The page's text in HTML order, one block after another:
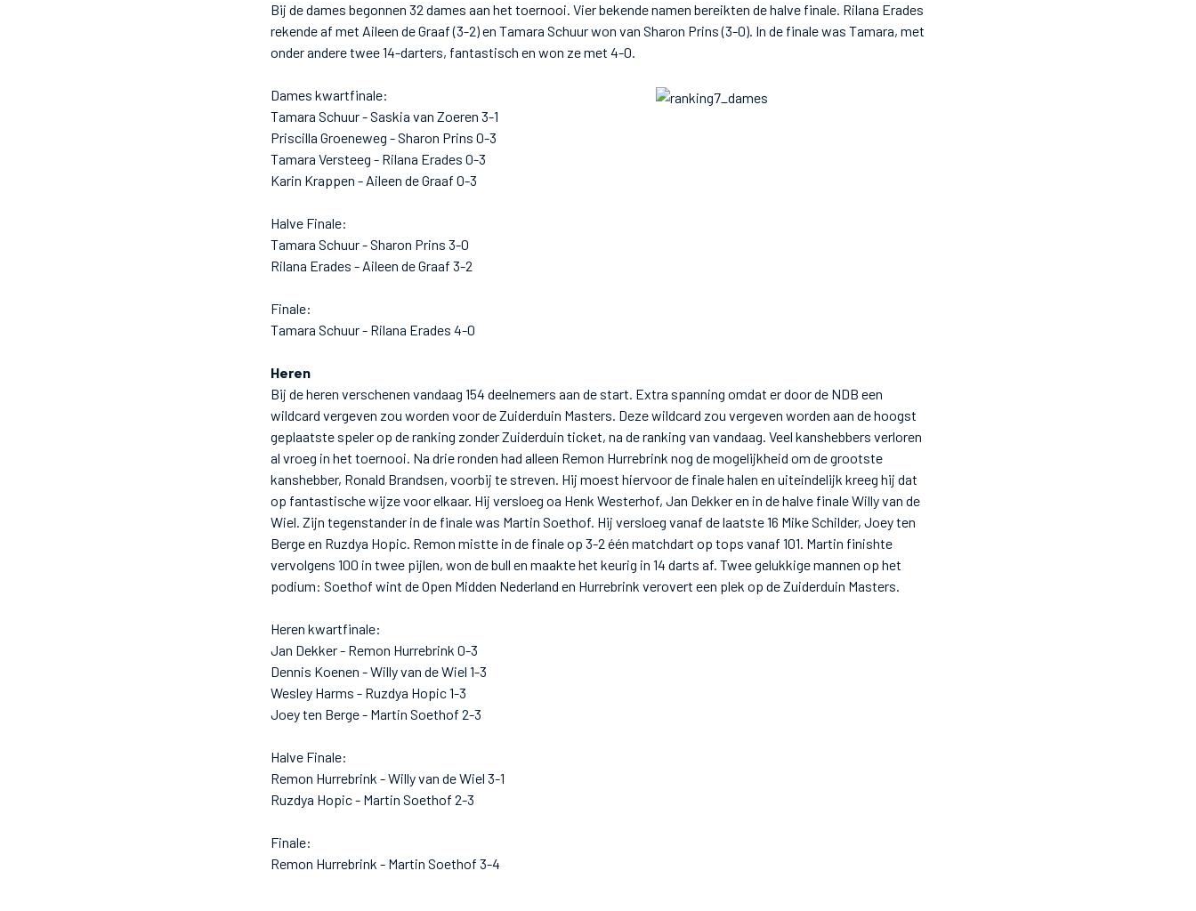
Bij de dames begonnen 32 dames aan het toernooi. Vier bekende namen bereikten de halve finale. Rilana Erades
rekende af met Aileen de Graaf (3-2) en Tamara Schuur won van Sharon Prins (3-0). In de finale was Tamara, met
onder andere twee 14-darters, fantastisch en won ze met 4-0.
Dames kwartfinale:
Tamara Schuur - Saskia van Zoeren 3-1
Priscilla Groeneweg - Sharon Prins 0-3
Tamara Versteeg - Rilana Erades 0-3
Karin Krappen - Aileen de Graaf 0-3
Halve Finale:
Tamara Schuur - Sharon Prins 3-0
Rilana Erades - Aileen de Graaf 3-2
Finale:
Tamara Schuur - Rilana Erades 4-0
Heren
Bij de heren verschenen vandaag 154 deelnemers aan de start. Extra spanning omdat er door de NDB een
wildcard vergeven zou worden voor de Zuiderduin Masters. Deze wildcard zou vergeven worden aan de hoogst
geplaatste speler op de ranking zonder Zuiderduin ticket, na de ranking van vandaag. Veel kanshebbers verloren
al vroeg in het toernooi. Na drie ronden had alleen Remon Hurrebrink nog de mogelijkheid om de grootste
kanshebber, Ronald Brandsen, voorbij te streven. Hij moest hiervoor de finale halen en uiteindelijk kreeg hij dat
op fantastische wijze voor elkaar. Hij versloeg oa Henk Westerhof, Jan Dekker en in de halve finale Willy van de
Wiel. Zijn tegenstander in de finale was Martin Soethof. Hij versloeg vanaf de laatste 16 Mike Schilder, Joey ten
Berge en Ruzdya Hopic. Remon mistte in de finale op 3-2 één matchdart op tops vanaf 101. Martin finishte
vervolgens 100 in twee pijlen, won de bull en maakte het keurig in 14 darts af. Twee gelukkige mannen op het
podium: Soethof wint de Open Midden Nederland en Hurrebrink verovert een plek op de Zuiderduin Masters.
Heren kwartfinale:
Jan Dekker - Remon Hurrebrink 0-3
Dennis Koenen - Willy van de Wiel 1-3
Wesley Harms - Ruzdya Hopic 1-3
Joey ten Berge - Martin Soethof 2-3
Halve Finale:
Remon Hurrebrink - Willy van de Wiel 3-1
Ruzdya Hopic - Martin Soethof 2-3
Finale:
Remon Hurrebrink - Martin Soethof 3-4